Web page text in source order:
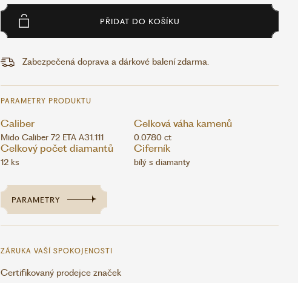
PŘIDAT DO KOŠÍKU
Zabezpečená doprava a dárkové balení zdarma.
PARAMETRY PRODUKTU
Caliber
Mido Caliber 72 ETA A31.111
Celková váha kamenů
0.0780 ct
Celkový počet diamantů
12 ks
Ciferník
bílý s diamanty
PARAMETRY
ZÁRUKA VAŠÍ SPOKOJENOSTI
Certifikovaný prodejce značek